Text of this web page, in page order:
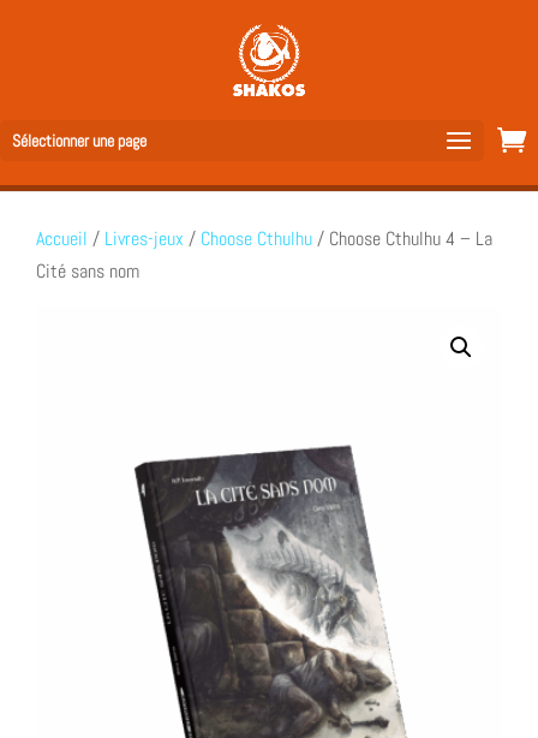
Sélectionner une page
Accueil / Livres-jeux / Choose Cthulhu/ Choose Cthulhu 4 – La
Cité sans nom